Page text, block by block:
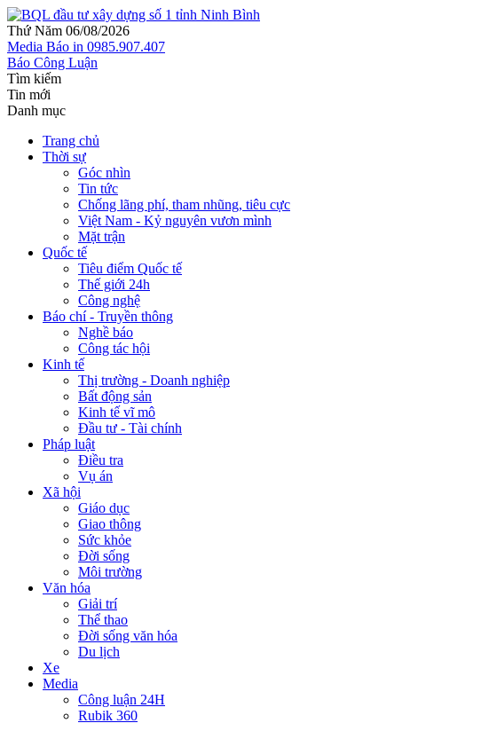
Thứ Năm 06/08/2026
Media Báo in 0985.907.407
Báo Công Luận
Tìm kiếm
Tin mới
Danh mục
Trang chủ
Thời sự
Góc nhìn
Tin tức
Chống lãng phí, tham nhũng, tiêu cực
Việt Nam - Kỷ nguyên vươn mình
Mặt trận
Quốc tế
Tiêu điểm Quốc tế
Thế giới 24h
Công nghệ
Báo chí - Truyền thông
Nghề báo
Công tác hội
Kinh tế
Thị trường - Doanh nghiệp
Bất động sản
Kinh tế vĩ mô
Đầu tư - Tài chính
Pháp luật
Điều tra
Vụ án
Xã hội
Giáo dục
Giao thông
Sức khỏe
Đời sống
Môi trường
Văn hóa
Giải trí
Thể thao
Đời sống văn hóa
Du lịch
Xe
Media
Công luận 24H
Rubik 360